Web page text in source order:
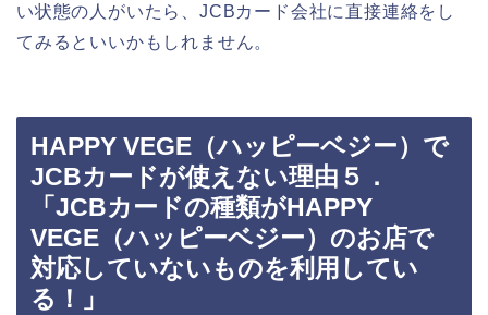
い状態の人がいたら、JCBカード会社に直接連絡をし
てみるといいかもしれません。
HAPPY VEGE（ハッピーベジー）で
JCBカードが使えない理由５．
「JCBカードの種類がHAPPY
VEGE（ハッピーベジー）のお店で
対応していないものを利用してい
る！」